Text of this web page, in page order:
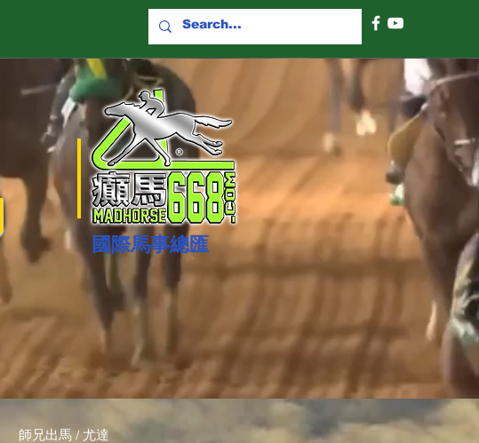
國際​馬事總匯
師兄出馬 / 尤達